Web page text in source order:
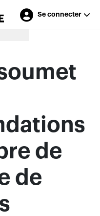
Se connecter
de
de